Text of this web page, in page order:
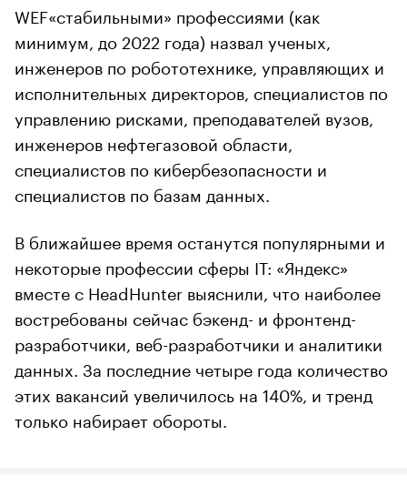
WEF«стабильными» профессиями (как
минимум, до 2022 года) назвал ученых,
инженеров по робототехнике, управляющих и
исполнительных директоров, специалистов по
управлению рисками, преподавателей вузов,
инженеров нефтегазовой области,
специалистов по кибербезопасности и
специалистов по базам данных.
В ближайшее время останутся популярными и
некоторые профессии сферы IT: «Яндекс»
вместе с HeadHunter выяснили, что наиболее
востребованы сейчас бэкенд- и фронтенд-
разработчики, веб-разработчики и аналитики
данных. За последние четыре года количество
этих вакансий увеличилось на 140%, и тренд
только набирает обороты.